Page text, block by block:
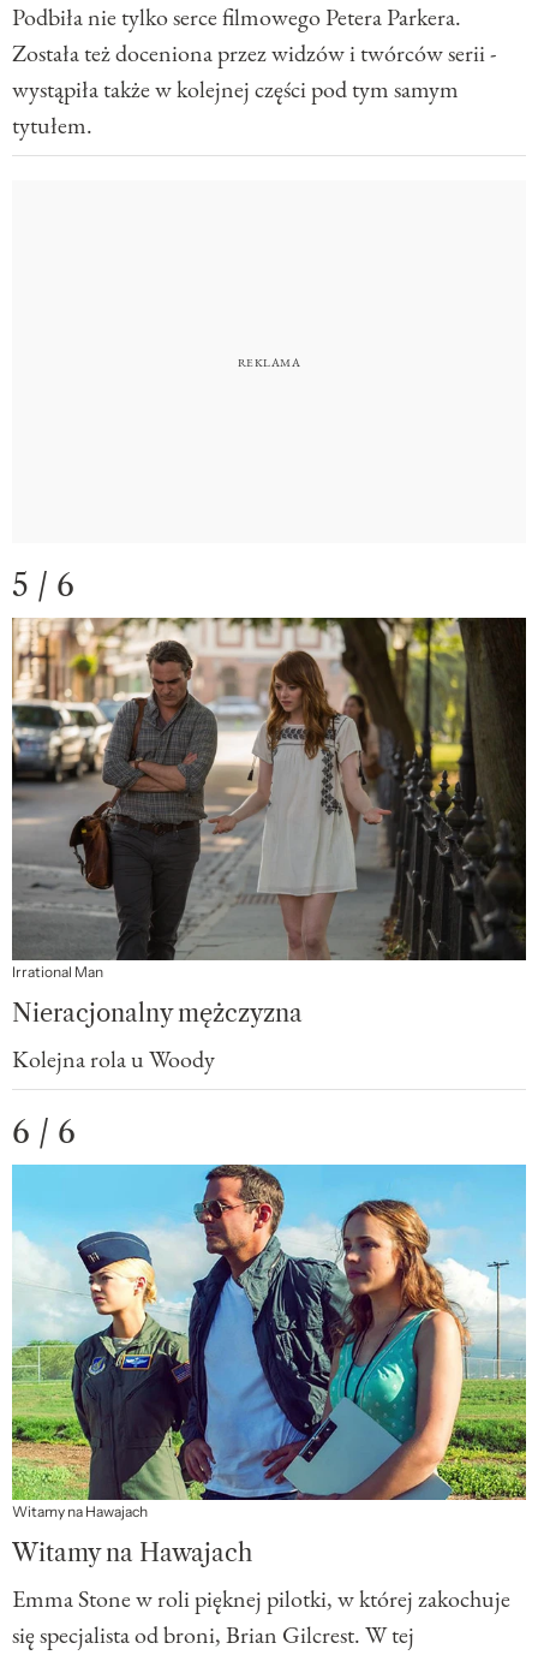
Podbiła nie tylko serce filmowego Petera Parkera.
Została też doceniona przez widzów i twórców serii -
wystąpiła także w kolejnej części pod tym samym
tytułem.
5 / 6
Irrational Man
Nieracjonalny mężczyzna
Kolejna rola u Woody
6 / 6
Witamy na Hawajach
Witamy na Hawajach
Emma Stone w roli pięknej pilotki, w której zakochuje
się specjalista od broni, Brian Gilcrest. W tej